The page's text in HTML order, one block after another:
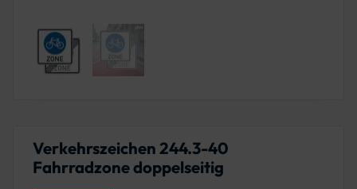
Verkehrszeichen 244.3-40
Fahrradzone doppelseitig